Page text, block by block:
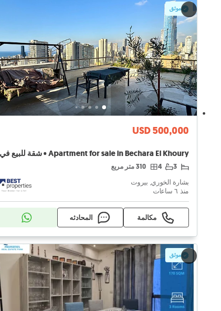
موثق
USD 500,000
3
4 310 متر مربع
بشارة الخوري, بيروت
منذ ٦ ساعات
مكالمة المحادثه
موثق